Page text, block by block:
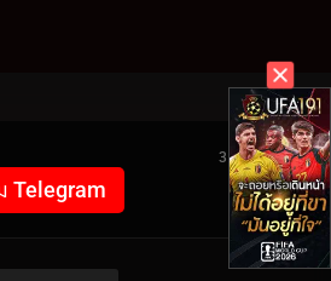
3180 Views
Telegram